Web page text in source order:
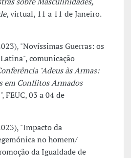
, virtual, 11 a 11 de Janeiro.
"Novíssimas Guerras: os
comunicação
"Adeus às Armas:
em Conflitos Armados
, FEUC, 03 a 04 de
"Impacto da
no homem/
da Igualdade de